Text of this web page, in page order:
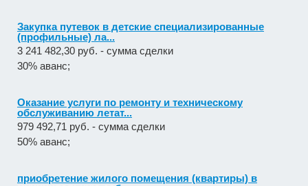
Закупка путевок в детские специализированные
(профильные) ла...
3 241 482,30 руб. - сумма сделки
30% аванс;
Оказание услуги по ремонту и техническому
обслуживанию летат...
979 492,71 руб. - сумма сделки
50% аванс;
приобретение жилого помещения (квартиры) в